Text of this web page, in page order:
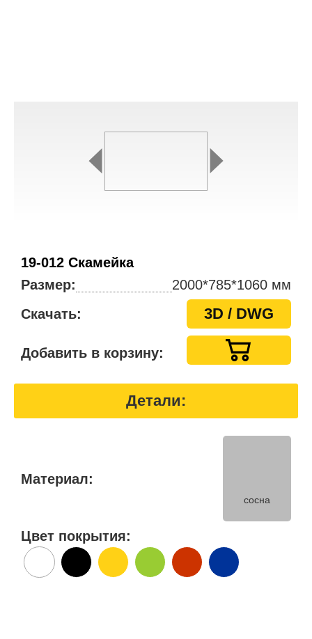
19-012 Скамейка
Размер:
2000*785*1060 мм
Скачать:
3D / DWG
Добавить в корзину:
Детали:
Материал:
сосна
Цвет покрытия: